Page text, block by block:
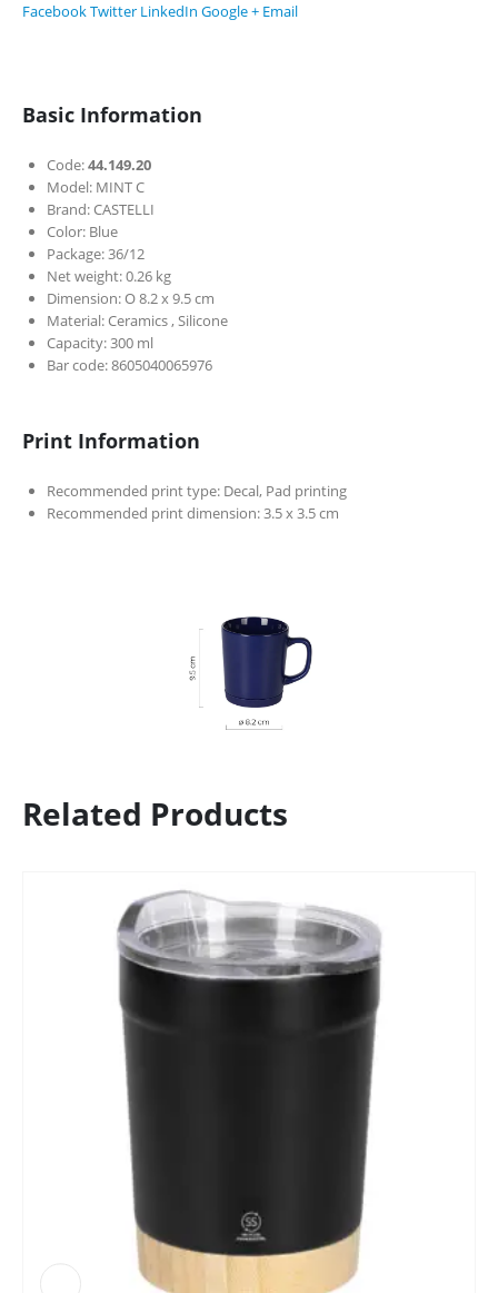
FacebookTwitter LinkedIn Google + Email
Basic Information
Code:44.149.20
Model: MINT C
Brand: CASTELLI
Color: Blue
Package: 36/12
Net weight: 0.26 kg
Dimension: O 8.2 x 9.5 cm
Material: Ceramics , Silicone
Capacity: 300 ml
Bar code: 8605040065976
Print Information
Recommended print type: Decal, Pad printing
Recommended print dimension: 3.5 x 3.5 cm
Related Products